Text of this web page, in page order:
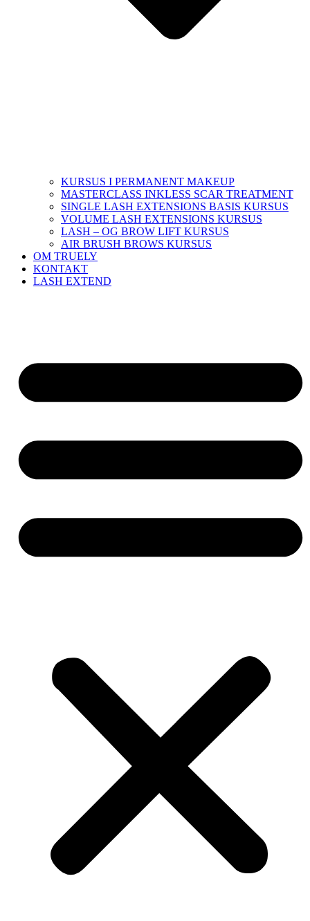
KURSUS I PERMANENT MAKEUP
MASTERCLASS INKLESS SCAR TREATMENT
SINGLE LASH EXTENSIONS BASIS KURSUS
VOLUME LASH EXTENSIONS KURSUS
LASH – OG BROW LIFT KURSUS
AIR BRUSH BROWS KURSUS
OM TRUELY
KONTAKT
LASH EXTEND